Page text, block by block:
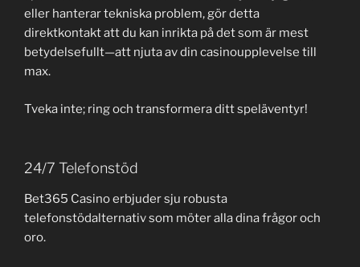
eller hanterar tekniska problem, gör detta
direktkontakt att du kan inrikta på det som är mest
betydelsefullt—att njuta av din casinoupplevelse till
max.
Tveka inte; ring och transformera ditt speläventyr!
24/7 Telefonstöd
Bet365 Casino erbjuder sju robusta
telefonstödalternativ som möter alla dina frågor och
oro.